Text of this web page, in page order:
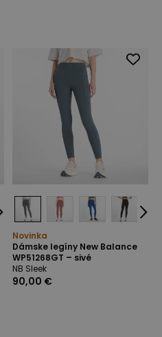
Novinka
Dámske legíny New Balance
WP51268GT – sivé
NB Sleek
90,00 €